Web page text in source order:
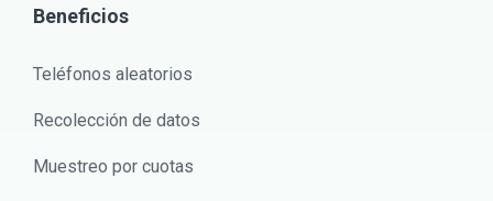
Beneficios
Teléfonos aleatorios
Recolección de datos
Muestreo por cuotas